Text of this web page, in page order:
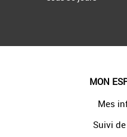
MON
Mes
Suivi